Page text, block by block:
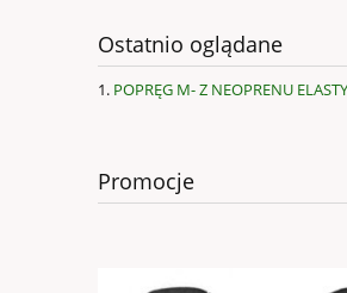
Ostatnio oglądane
POPRĘG M- Z NEOPRENU
Promocje